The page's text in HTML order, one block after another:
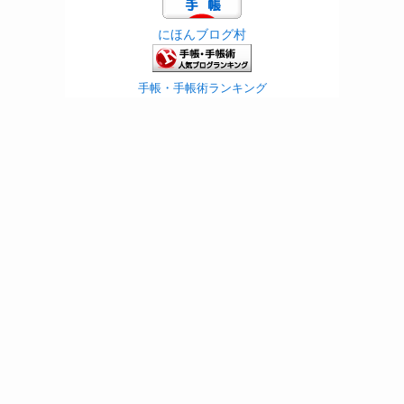
にほんブログ村
手帳・手帳術ランキング